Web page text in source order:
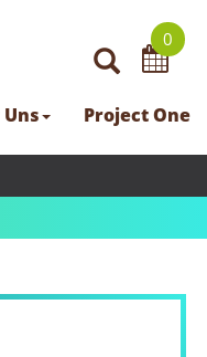
0
Project One